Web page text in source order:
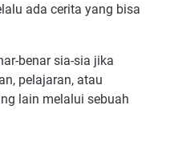
ada cerita yang bisa
benar sia-sia jika
pelajaran, atau
lain melalui sebuah